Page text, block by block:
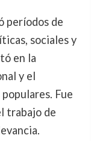
períodos de
sociales y
en la
y el
Fue
trabajo de